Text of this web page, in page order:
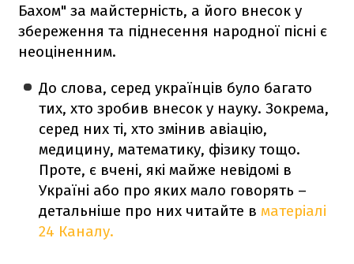
Бахом" за майстерність, а його внесок у
збереження та піднесення народної пісні є
неоціненним.
До слова, серед українців було багато
тих, хто зробив внесок у науку. Зокрема,
серед них ті, хто змінив авіацію,
медицину, математику, фізику тощо.
Проте, є вчені, які майже невідомі в
Україні або про яких мало говорять –
детальніше про них читайте в матеріалі
24 Каналу.